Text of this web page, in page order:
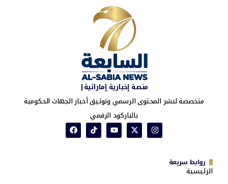
منصة إخبارية إماراتية|
متخصصة لنشر المحتوى الرسمي وتوثيق أخبار الجهات الحكومية
بالباركود الرقمي
روابط سريعة
الرئيسية